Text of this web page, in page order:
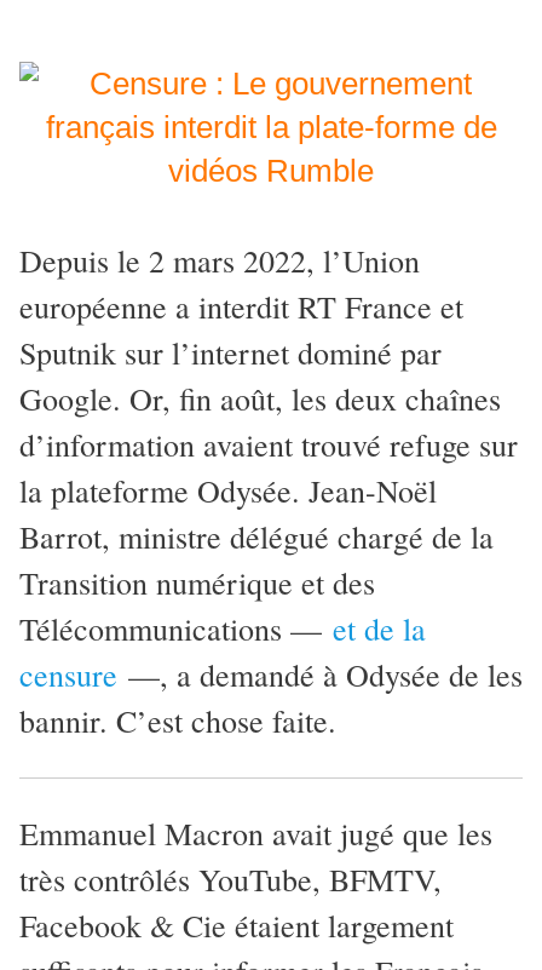
Depuis le 2 mars 2022, l’Union
européenne a interdit RT France et
Sputnik sur l’internet dominé par
Google. Or, fin août, les deux chaînes
d’information avaient trouvé refuge sur
la plateforme Odysée. Jean-Noël
Barrot, ministre délégué chargé de la
Transition numérique et des
Télécommunications — et de la
censure —, a demandé à Odysée de les
bannir. C’est chose faite.
Emmanuel Macron avait jugé que les
très contrôlés YouTube, BFMTV,
Facebook & Cie étaient largement